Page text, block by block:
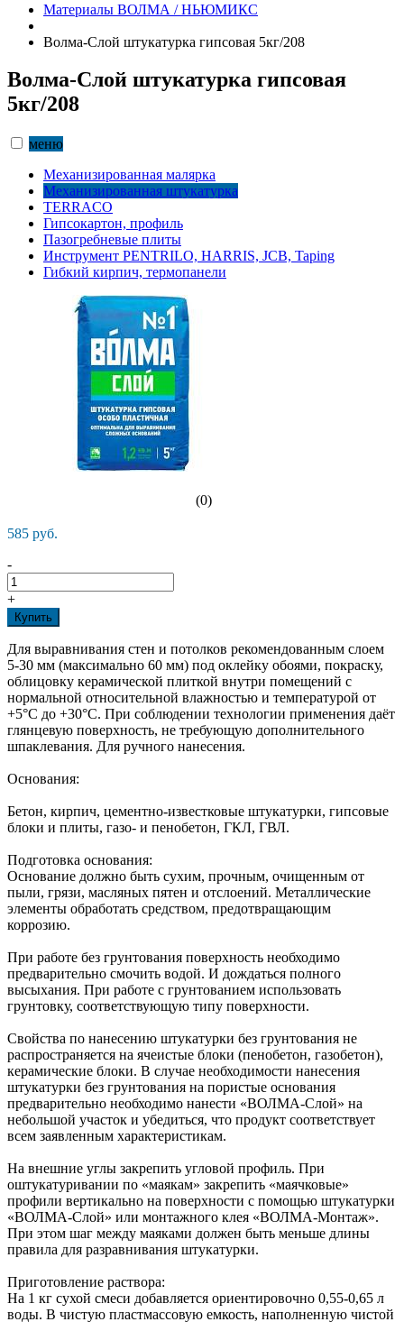
Материалы ВОЛМА / НЬЮМИКС
Волма-Слой штукатурка гипсовая 5кг/208
Волма-Слой штукатурка гипсовая
5кг/208
меню
Механизированная малярка
Механизированная штукатурка
TERRACO
Гипсокартон, профиль
Пазогребневые плиты
Инструмент PENTRILO, HARRIS, JCB, Taping
Гибкий кирпич, термопанели
(0)
585 руб.
-
+
Купить
Для выравнивания стен и потолков рекомендованным слоем
5-30 мм (максимально 60 мм) под оклейку обоями, покраску,
облицовку керамической плиткой внутри помещений с
нормальной относительной влажностью и температурой от
+5°С до +30°С. При соблюдении технологии применения даёт
глянцевую поверхность, не требующую дополнительного
шпаклевания. Для ручного нанесения.
Основания:
Бетон, кирпич, цементно-известковые штукатурки, гипсовые
блоки и плиты, газо- и пенобетон, ГКЛ, ГВЛ.
Подготовка основания:
Основание должно быть сухим, прочным, очищенным от
пыли, грязи, масляных пятен и отслоений. Металлические
элементы обработать средством, предотвращающим
коррозию.
При работе без грунтования поверхность необходимо
предварительно смочить водой. И дождаться полного
высыхания. При работе с грунтованием использовать
грунтовку, соответствующую типу поверхности.
Cвойства по нанесению штукатурки без грунтования не
распространяется на ячеистые блоки (пенобетон, газобетон),
керамические блоки. В случае необходимости нанесения
штукатурки без грунтования на пористые основания
предварительно необходимо нанести «ВОЛМА-Слой» на
небольшой участок и убедиться, что продукт соответствует
всем заявленным характеристикам.
На внешние углы закрепить угловой профиль. При
оштукатуривании по «маякам» закрепить «маячковые»
профили вертикально на поверхности с помощью штукатурки
«ВОЛМА-Слой» или монтажного клея «ВОЛМА-Монтаж».
При этом шаг между маяками должен быть меньше длины
правила для разравнивания штукатурки.
Приготовление раствора:
На 1 кг сухой смеси добавляется ориентировочно 0,55-0,65 л
воды. В чистую пластмассовую емкость, наполненную чистой